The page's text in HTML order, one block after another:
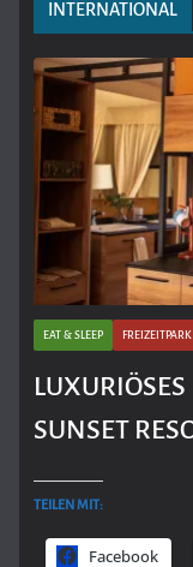
INTERNATIONAL
EAT & SLEEP
SUNSET
TEILEN MIT:
Facebook